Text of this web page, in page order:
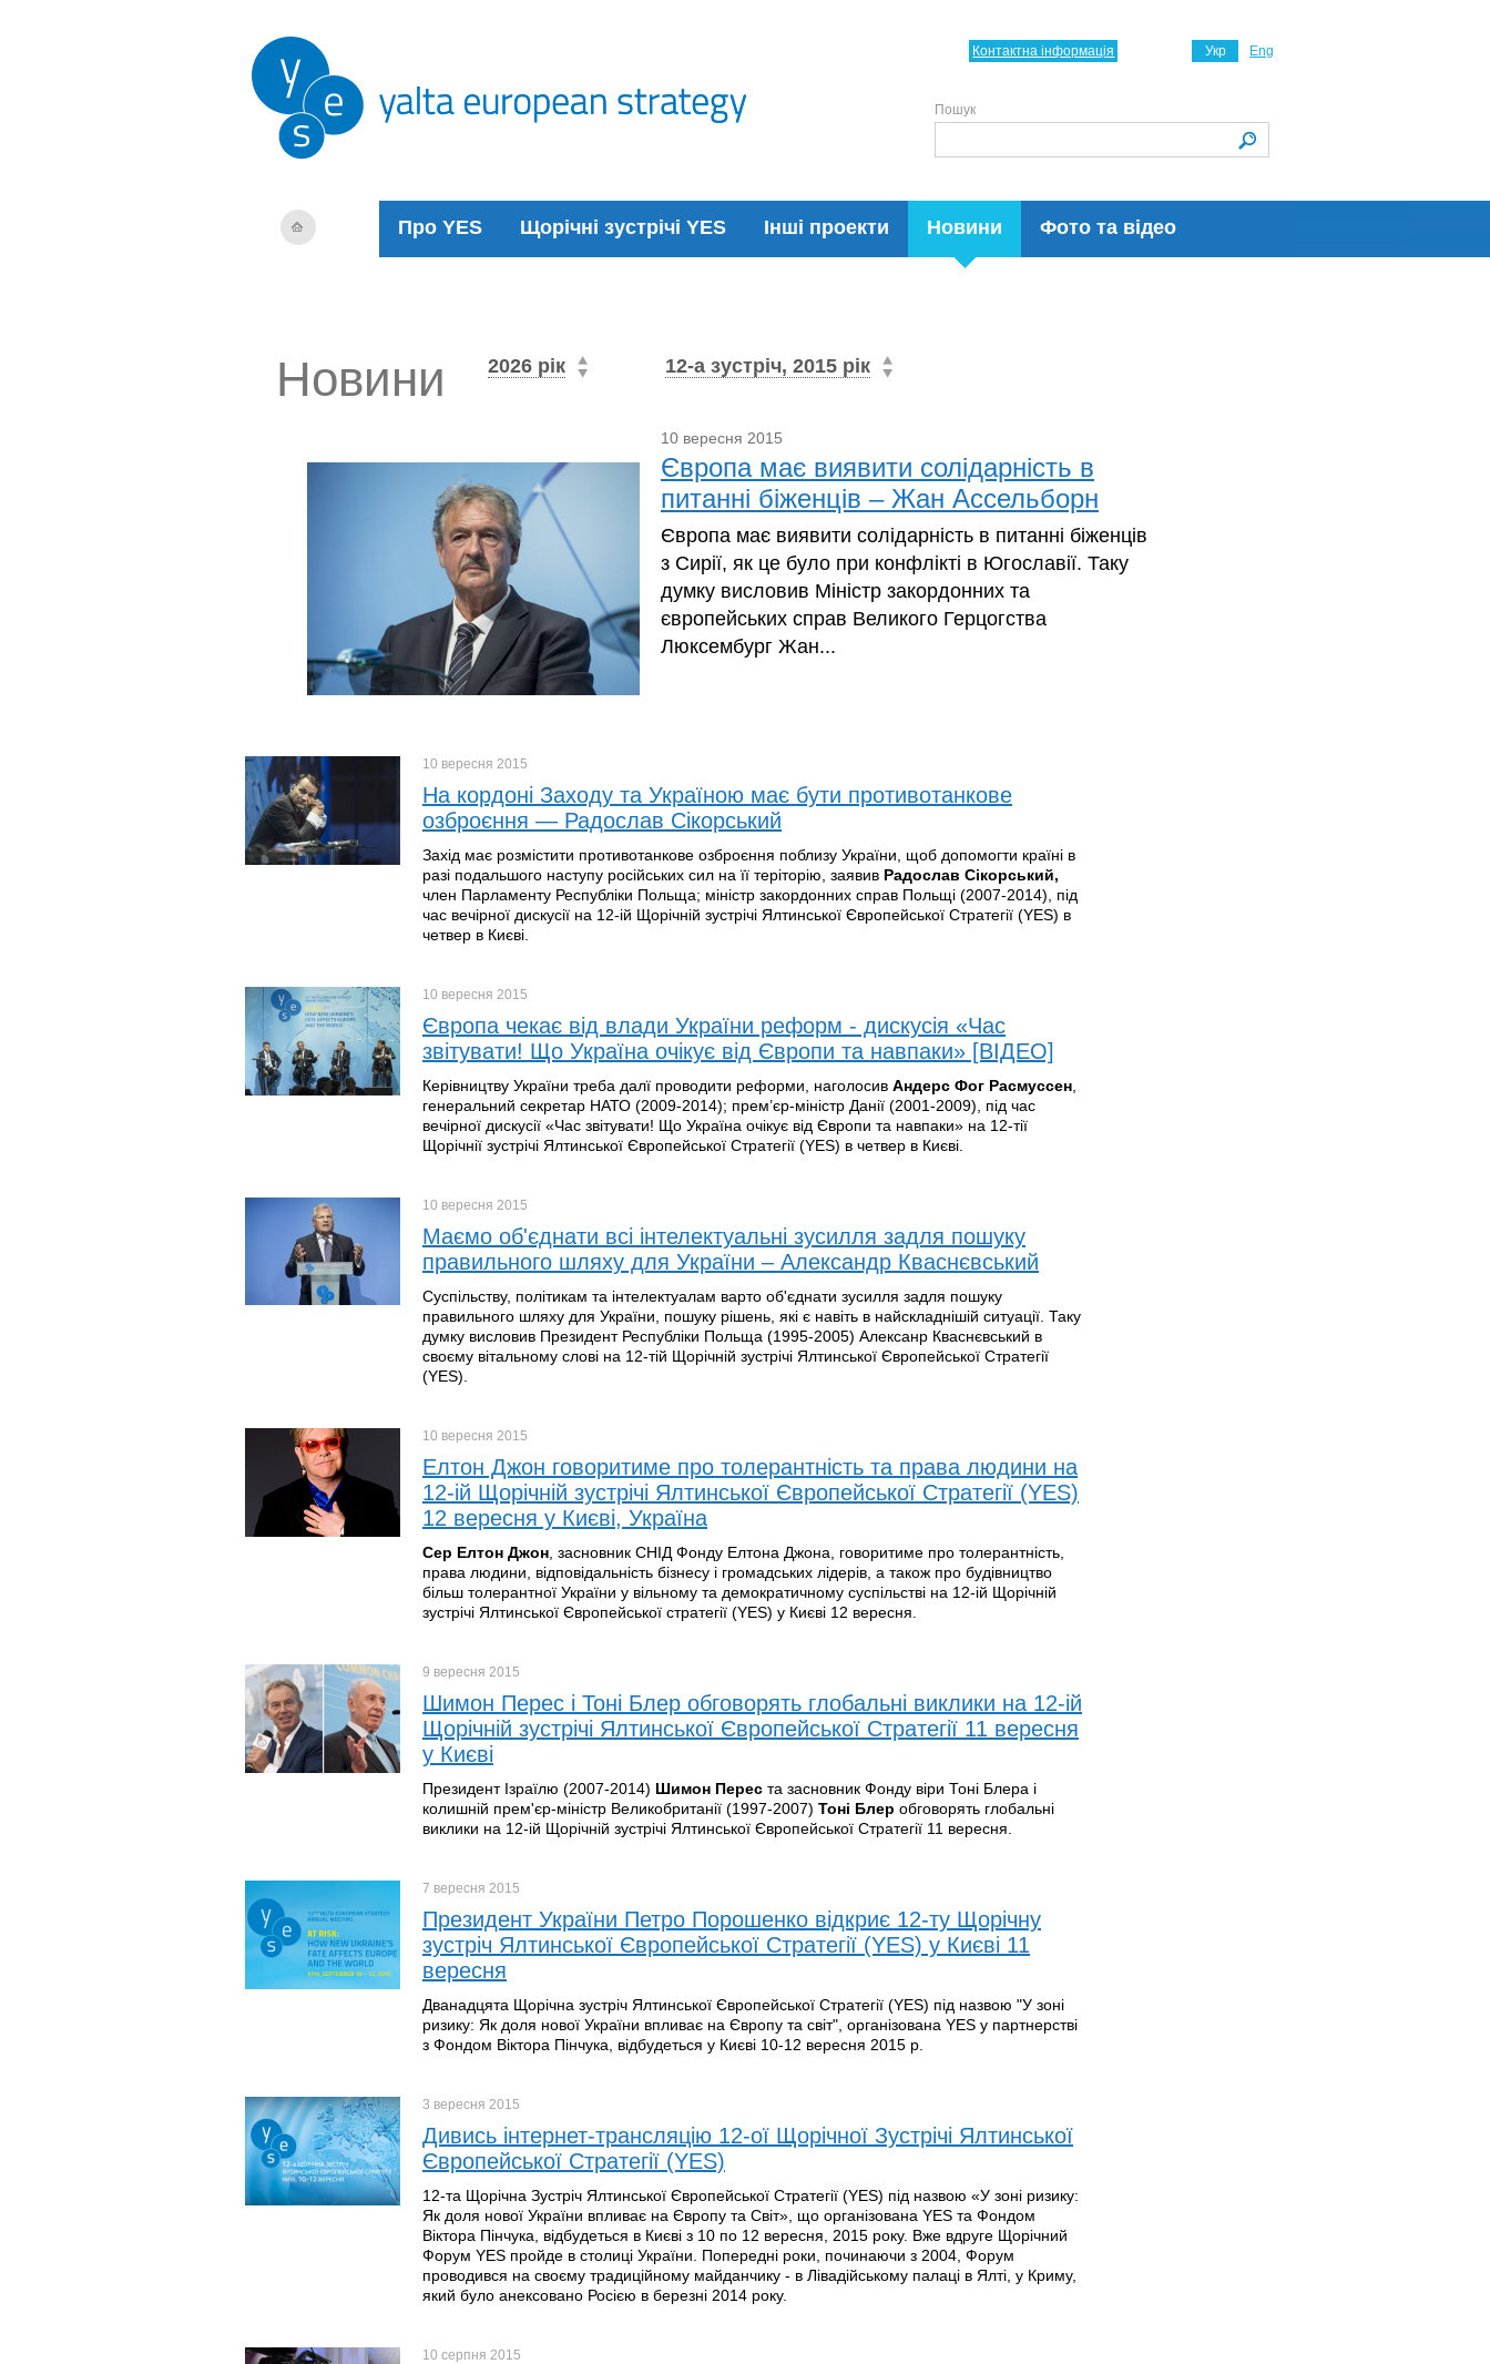
Про YES Щорічні зустрічі YES Інші проекти Новини Фото та відео
Укр Eng
Контактна інформація
Пошук
Новини 2026 рік 12-а зустріч, 2015 рік
10 вересня 2015
Європа має виявити солідарність в
питанні біженців – Жан Ассельборн
Європа має виявити солідарність в питанні біженців
з Сирії, як це було при конфлікті в Югославії. Таку
думку висловив Міністр закордонних та
європейських справ Великого Герцогства
Люксембург Жан...
10 вересня 2015
На кордоні Заходу та Україною має бути противотанкове
озброєння — Радослав Сікорський
Захід має розмістити противотанкове озброєння поблизу України, щоб допомогти країні в
разі подальшого наступу російських сил на її теріторію, заявив Радослав Сікорський,
член Парламенту Республіки Польща; міністр закордонних справ Польщі (2007-2014), під
час вечірної дискусії на 12-ій Щорічній зустрічі Ялтинської Європейської Стратегії (YES) в
четвер в Києві.
10 вересня 2015
Європа чекає від влади України реформ - дискусія «Час
звітувати! Що Україна очікує від Європи та навпаки» [ВІДЕО]
Керівництву України треба далї проводити реформи, наголосив Андерс Фог Расмуссен
генеральний секретар НАТО (2009-2014); прем’єр-міністр Данії (2001-2009), під час
вечірної дискусії «Час звітувати! Що Україна очікує від Європи та навпаки» на 12-тії
Щорічнії зустрічі Ялтинської Європейської Стратегії (YES) в четвер в Києві.
10 вересня 2015
Маємо об'єднати всі інтелектуальні зусилля задля пошуку
правильного шляху для України – Александр Кваснєвський
Суспільству, політикам та інтелектуалам варто об'єднати зусилля задля пошуку
правильного шляху для України, пошуку рішень, які є навіть в найскладнішій ситуації. Таку
думку висловив Президент Республіки Польща (1995-2005) Алексанр Кваснєвський в
своєму вітальному слові на 12-тій Щорічній зустрічі Ялтинської Європейської Стратегії
(YES).
10 вересня 2015
Елтон Джон говоритиме про толерантність та права людини на
12-ій Щорічній зустрічі Ялтинської Європейської Стратегії (YES)
12 вересня у Києві, Україна
Сер Елтон Джон , засновник СНІД Фонду Елтона Джона, говоритиме про толерантність,
права людини, відповідальність бізнесу і громадських лідерів, а також про будівництво
більш толерантної України у вільному та демократичному суспільстві на 12-ій Щорічній
зустрічі Ялтинської Європейської стратегії (YES) у Києві 12 вересня.
9 вересня 2015
Шимон Перес і Тоні Блер обговорять глобальні виклики на 12-ій
Щорічній зустрічі Ялтинської Європейської Стратегії 11 вересня
у Києві
Президент Ізраїлю (2007-2014) Шимон Перес та засновник Фонду віри Тоні Блера і
колишній прем'єр-міністр Великобританії (1997-2007) Тоні Блер обговорять глобальні
виклики на 12-ій Щорічній зустрічі Ялтинської Європейської Стратегії 11 вересня.
7 вересня 2015
Президент України Петро Порошенко відкриє 12-ту Щорічну
зустріч Ялтинської Європейської Стратегії (YES) у Києві 11
вересня
Дванадцята Щорічна зустріч Ялтинської Європейської Стратегії (YES) під назвою "У зоні
ризику: Як доля нової України впливає на Європу та світ", організована YES у партнерстві
з Фондом Віктора Пінчука, відбудеться у Києві 10-12 вересня 2015 р.
3 вересня 2015
Дивись інтернет-трансляцію 12-ої Щорічної Зустрічі Ялтинської
Європейської Стратегії (YES)
12-та Щорічна Зустріч Ялтинської Європейської Стратегії (YES) під назвою «У зоні ризику:
Як доля нової України впливає на Європу та Світ», що організована YES та Фондом
Віктора Пінчука, відбудеться в Києві з 10 по 12 вересня, 2015 року. Вже вдруге Щорічний
Форум YES пройде в столиці України. Попередні роки, починаючи з 2004, Форум
проводився на своєму традиційному майданчику - в Лівадійському палаці в Ялті, у Криму,
який було анексовано Росією в березні 2014 року.
10 серпня 2015